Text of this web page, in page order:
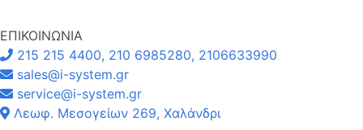
ΕΠΙΚΟΙΝΩΝΙΑ
215 215 4400, 210 6985280, 2106633990
sales@i-system.gr
service@i-system.gr
Λεωφ. Μεσογείων 269, Χαλάνδρι